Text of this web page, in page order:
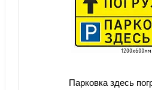
Парковка здесь